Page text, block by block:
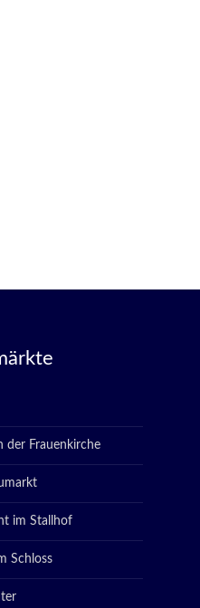
der Frauenkirche
im Stallhof
Schloss